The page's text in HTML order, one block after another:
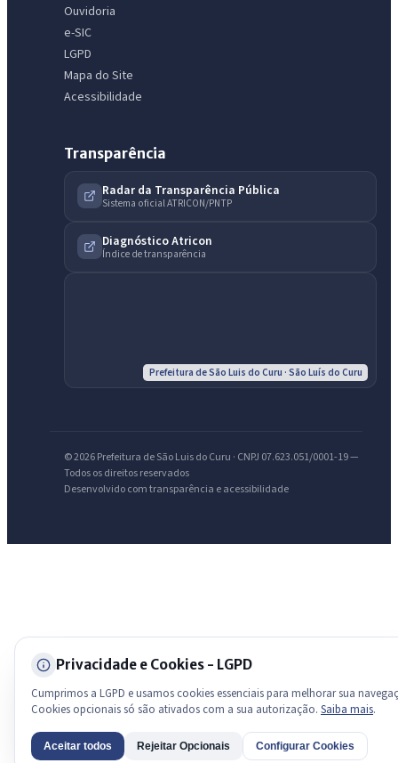
Ouvidoria
e-SIC
LGPD
Mapa do Site
Acessibilidade
Transparência
Radar da Transparência Pública
Sistema oficial ATRICON/PNTP
Diagnóstico Atricon
Índice de transparência
Prefeitura de São Luis do Curu · São Luís do Curu
© 2026 Prefeitura de São Luis do Curu · CNPJ 07.623.051/0001-19 —
Todos os direitos reservados
Desenvolvido com transparência e acessibilidade
Privacidade e Cookies - LGPD
Cumprimos a LGPD e usamos cookies essenciais para melhorar sua
Cookies opcionais só são ativados com a sua autorização. Saiba mais.
Aceitar todos Rejeitar Opcionais Configurar Cookies
IntGest AI
licitações, estrutura ou transparência do município.